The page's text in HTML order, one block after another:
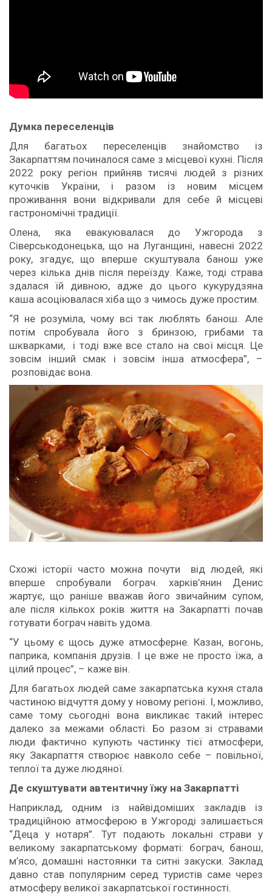
Думка переселенців
Для багатьох переселенців знайомство із
Закарпаттям починалося саме з місцевої кухні. Після
2022 року регіон прийняв тисячі людей з різних
куточків України, і разом із новим місцем
проживання вони відкривали для себе й місцеві
гастрономічні традиції.
Олена, яка евакуювалася до Ужгорода з
Сіверськодонецька, що на Луганщині, навесні 2022
року, згадує, що вперше скуштувала банош уже
через кілька днів після переїзду. Каже, тоді страва
здалася їй дивною, адже до цього кукурудзяна
каша асоціювалася хіба що з чимось дуже простим.
“Я не розуміла, чому всі так люблять банош. Але
потім спробувала його з бринзою, грибами та
шкварками, і тоді вже все стало на свої місця. Це
зовсім інший смак і зовсім інша атмосфера”, –
розповідає вона.
Схожі історії часто можна почути від людей, які
вперше спробували бограч. харків’янин Денис
жартує, що раніше вважав його звичайним супом,
але після кількох років життя на Закарпатті почав
готувати бограч навіть удома.
“У цьому є щось дуже атмосферне. Казан, вогонь,
паприка, компанія друзів. І це вже не просто їжа, а
цілий процес”, – каже він.
Для багатьох людей саме закарпатська кухня стала
частиною відчуття дому у новому регіоні. І, можливо,
саме тому сьогодні вона викликає такий інтерес
далеко за межами області. Бо разом зі стравами
люди фактично купують частинку тієї атмосфери,
яку Закарпаття створює навколо себе – повільної,
теплої та дуже людяної.
Де скуштувати автентичну їжу на Закарпатті
Наприклад, одним із найвідоміших закладів із
традиційною атмосферою в Ужгороді залишається
“Деца у нотаря”. Тут подають локальні страви у
великому закарпатському форматі: бограч, банош,
м’ясо, домашні настоянки та ситні закуски. Заклад
давно став популярним серед туристів саме через
атмосферу великої закарпатської гостинності.